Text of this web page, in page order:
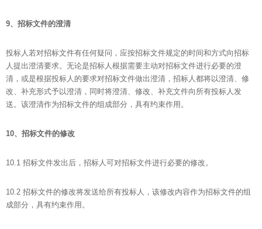
9、招标文件的澄清
投标人若对招标文件有任何疑问，应按招标文件规定的时间和方式向招标
人提出澄清要求。无论是招标人根据需要主动对招标文件进行必要的澄
清，或是根据投标人的要求对招标文件做出澄清，招标人都将以澄清、修
改、补充形式予以澄清，同时将澄清、修改、补充文件向所有投标人发
送。该澄清作为招标文件的组成部分，具有约束作用。
10、招标文件的修改
10.1 招标文件发出后，招标人可对招标文件进行必要的修改。
10.2 招标文件的修改将发送给所有投标人，该修改内容作为招标文件的组
成部分，具有约束作用。